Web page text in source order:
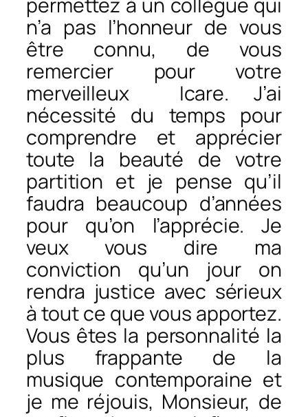
permettez à un collègue qui
n’a pas l’honneur de vous
être connu, de vous
remercier pour votre
merveilleux Icare. J’ai
nécessité du temps pour
comprendre et apprécier
toute la beauté de votre
partition et je pense qu’il
faudra beaucoup d’années
pour qu’on l’apprécie. Je
veux vous dire ma
conviction qu’un jour on
rendra justice avec sérieux
à tout ce que vous apportez.
Vous êtes la personnalité la
plus frappante de la
musique contemporaine et
je me réjouis, Monsieur, de